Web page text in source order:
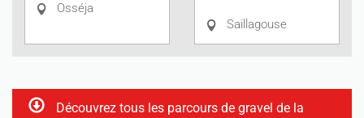
Osséja
Saillagouse
Découvrez tous les parcours de gravel de la